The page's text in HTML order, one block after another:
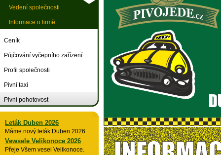
Vedení společnosti
Informace o firmě
Ceník
Půjčování vyčepního zařízení
Profil společnosti
Pivní taxi
Pivní pohotovost
Leták Duben 2026
Máme nový leták Duben 2026
Vewsele Velikonoce 2026
Přeje Všem vesel Velikonoce.